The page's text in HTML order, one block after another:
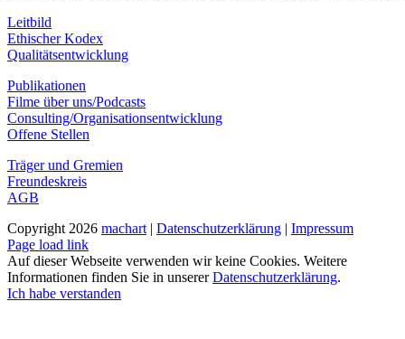
Leitbild
Ethischer Kodex
Qualitätsentwicklung
Publikationen
Filme über uns/Podcasts
Consulting/Organisationsentwicklung
Offene Stellen
Träger und Gremien
Freundeskreis
AGB
Copyright 2026 machart | Datenschutzerklärung | Impressum
Instagram
Page load link
Auf dieser Webseite verwenden wir keine Cookies. Weitere
Informationen finden Sie in unsererDatenschutzerklärung.
Ich habe verstanden